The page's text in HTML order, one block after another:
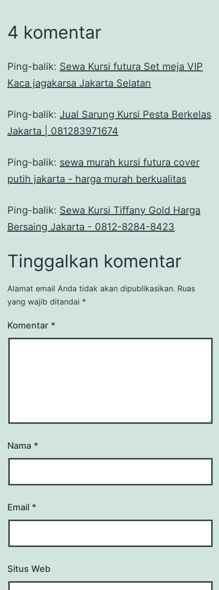
4 komentar
Ping-balik: Sewa Kursi futura Set meja VIP
Kaca jagakarsa Jakarta Selatan
Ping-balik: Jual Sarung Kursi Pesta Berkelas
Jakarta | 081283971674
Ping-balik: sewa murah kursi futura cover
putih jakarta - harga murah berkualitas
Ping-balik: Sewa Kursi Tiffany Gold Harga
Bersaing Jakarta - 0812-8284-8423
Tinggalkan komentar
Alamat email Anda tidak akan dipublikasikan. Ruas
yang wajib ditandai *
Komentar *
Nama *
Email *
Situs Web